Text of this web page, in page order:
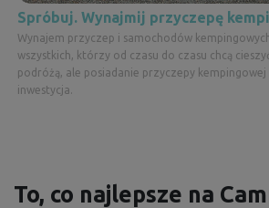
Spróbuj. Wynajmij przyczepę
Wynajem przyczep i samochodów
wszystkich, którzy od czasu do czasu chcą
podróżą, ale posiadanie przyczepy
inwestycja.
To, co najlepsze na